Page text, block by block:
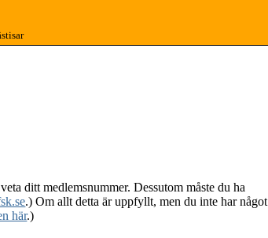
ditt medlemsnummer. Dessutom måste du ha
.) Om allt detta är uppfyllt, men du inte har något
här.)